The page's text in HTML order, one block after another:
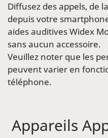
Diffusez des appels, de
depuis votre
aides auditives Widex
sans aucun accessoire.
Veuillez noter que les
peuvent varier en
téléphone.
Appareils